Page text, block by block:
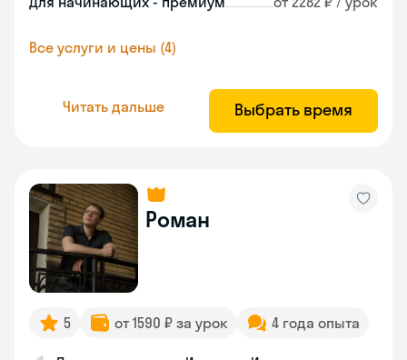
Все услуги и цены (4)
Читать дальше Выбрать время
Роман
5 от 1590 ₽ за урок 4 года опыта